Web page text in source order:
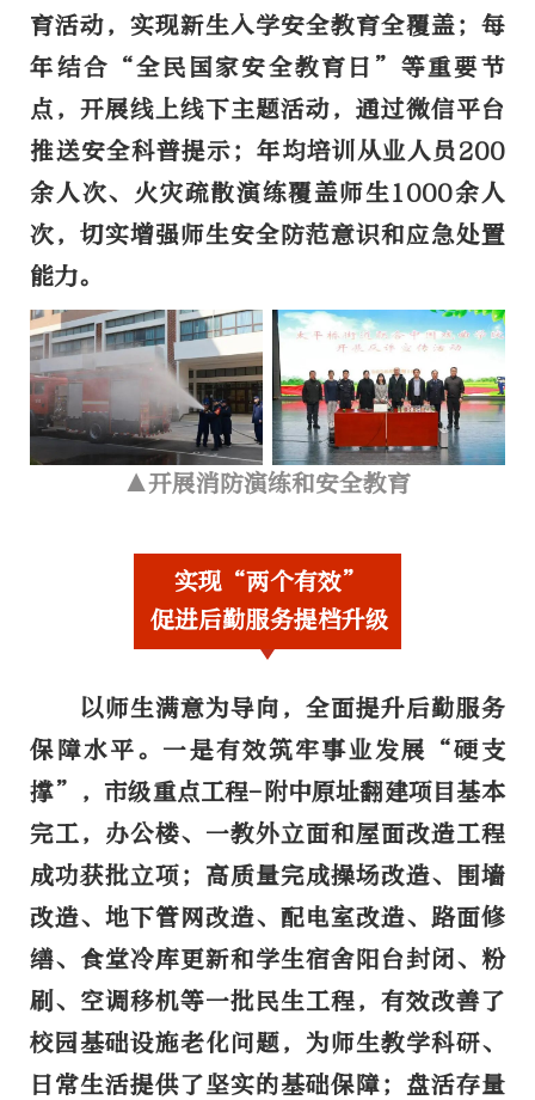
育活动，实现新生入学安全教育全覆盖；每
年结合“全民国家安全教育日”等重要节
点，开展线上线下主题活动，通过微信平台
推送安全科普提示；年均培训从业人员200
余人次、火灾疏散演练覆盖师生1000余人
次，切实增强师生安全防范意识和应急处置
能力。
▲开展消防演练和安全教育
实现“两个有效”
促进后勤服务提档升级
以师生满意为导向，全面提升后勤服务
保障水平。 一是有效筑牢事业发展“硬支
撑”， 市级重点工程-附中原址翻建项目基本
完工，办公楼、一教外立面和屋面改造工程
成功获批立项；高质量完成操场改造、围墙
改造、地下管网改造、配电室改造、路面修
缮、食堂冷库更新和学生宿舍阳台封闭、粉
刷、空调移机等一批民生工程，有效改善了
校园基础设施老化问题，为师生教学科研、
日常生活提供了坚实的基础保障；盘活存量